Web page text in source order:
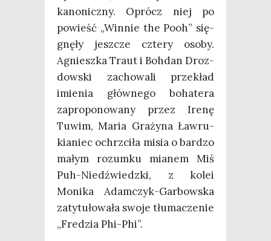
kano­nicz­ny. Oprócz niej po
powieść „Win­nie the Pooh” się­
gnę­ły jesz­cze czte­ry oso­by.
Agniesz­ka Traut i Boh­dan Droz­
dow­ski zacho­wa­li prze­kład
imie­nia głów­ne­go boha­te­ra
zapro­po­no­wa­ny przez Ire­nę
Tuwim, Maria Gra­ży­na Ław­ru­
kia­niec ochrzci­ła misia o bar­dzo
małym rozum­ku mia­nem Miś
Puh-Niedź­wiedz­ki, z kolei
Moni­ka Adam­czyk-Gar­bow­ska
zaty­tu­ło­wa­ła swo­je tłu­ma­cze­nie
„Fre­dzia Phi-Phi”.